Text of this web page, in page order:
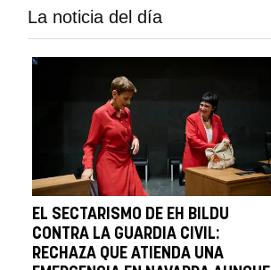
La noticia del día
EL SECTARISMO DE EH BILDU
CONTRA LA GUARDIA CIVIL:
RECHAZA QUE ATIENDA UNA